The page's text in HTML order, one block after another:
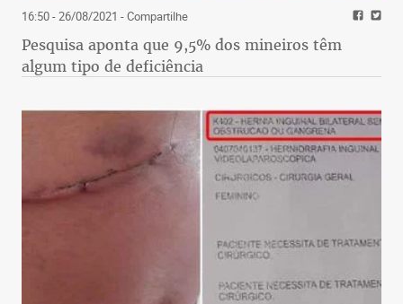
16:50 - 26/08/2021 - Compartilhe
Pesquisa aponta que 9,5% dos mineiros têm
algum tipo de deficiência